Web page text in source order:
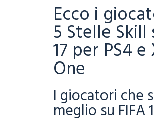
Ecco i
5 Stelle Skill
17 per PS4
One
I giocatori che
meglio su FIFA